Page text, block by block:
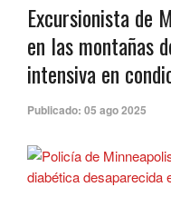
Excursionista de
en las montañas
intensiva en
Publicado: 05 ago 2025